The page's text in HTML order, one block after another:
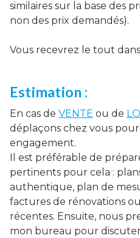
similaires sur la base des
non des prix demandés).
Vous recevrez le tout
Estimation :
En cas de VENTE ou de
déplaçons chez vous
engagement.
Il est préférable de
pertinents pour cela :
authentique, plan de
factures de rénovations
récentes. Ensuite, nous
mon bureau pour